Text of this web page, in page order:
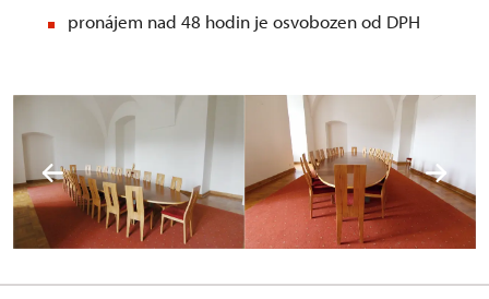
pronájem nad 48 hodin je osvobozen od DPH